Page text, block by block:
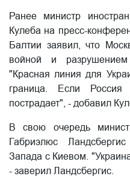
Ранее министр
Кулеба на пресс-
Балтии заявил, что
войной и разрушением
"Красная линия для
граница. Если
пострадает", - добавил
В свою очередь
Габриэлюс
Запада с Киевом.
- заверил Ландсбергис.